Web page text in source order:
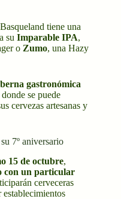
tiene una
su Imparable IPA,
o Zumo, una Hazy
gastronómica
donde se puede
cervezas artesanas y
7º aniversario
15 de octubre,
con un particular
cerveceras